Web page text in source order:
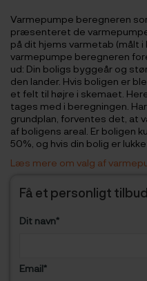
Varmepumpe beregneren
præsenteret de
på dit hjems varmetab (målt i
varmepumpe beregneren
ud: Din boligs byggeår og
den lander. Hvis boligen er
et felt til højre i skemaet.
tages med i beregningen.
grundplan, forventes det, at
af boligens areal. Er boligen
50%, og hvis din bolig er
Læs mere om valg af
Få et personligt tilbud
Dit navn*
Email*